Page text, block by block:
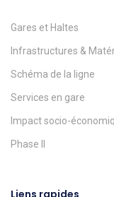
Gares et Haltes
Infrastructures &
Schéma de la ligne
Services en gare
Impact socio-
Phase II
Liens rapides